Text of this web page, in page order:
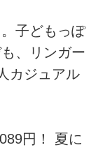
子どもっぽ
、リンガー
カジュアル
円！ 夏に